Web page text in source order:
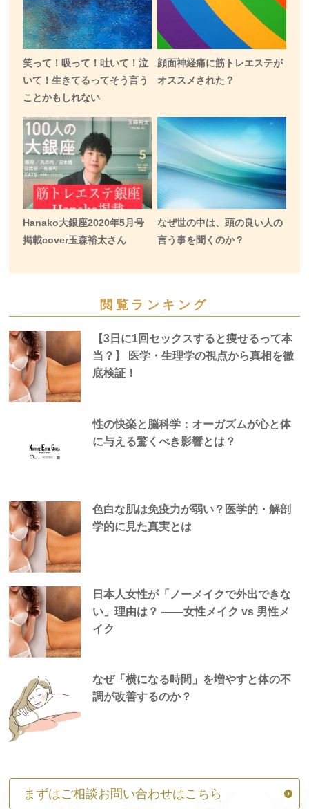
笑って！吸って！吐いて！泣
いて！生きてるってそう言う
ことかもしれない
顔面神経痛に筋トレエステが
オススメされた？
Hanako大銀座2020年5月号
掲載cover玉森裕太さん
なぜ世の中は、頭の良い人の
言う事を聞くのか？
閲覧ランキング
【3日に1回セックスすると痩せるって本
当？】 医学・生理学の視点から真相を徹
底検証！
性の快楽と脳科学：オーガズムが心と体
に与える驚くべき影響とは？
色白な肌は免疫力が弱い？医学的・解剖
学的に見た真実とは
日本人女性が「ノーメイクで外出できな
い」理由は？ —―女性メイク vs 男性メ
イク
なぜ「横になる時間」を増やすと体の不
調が改善するのか？
まずはご相談お問い合わせはこちら